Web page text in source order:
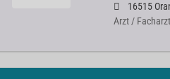
16515
Arzt /